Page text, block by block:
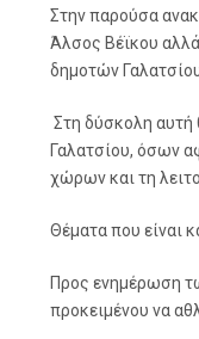
Στην παρούσα
Άλσος Βέϊκου
δημοτών
Στη δύσκολη αυτή
Γαλατσίου, όσων
χώρων και τη
Θέματα που είναι
Προς ενημέρωση
προκειμένου να